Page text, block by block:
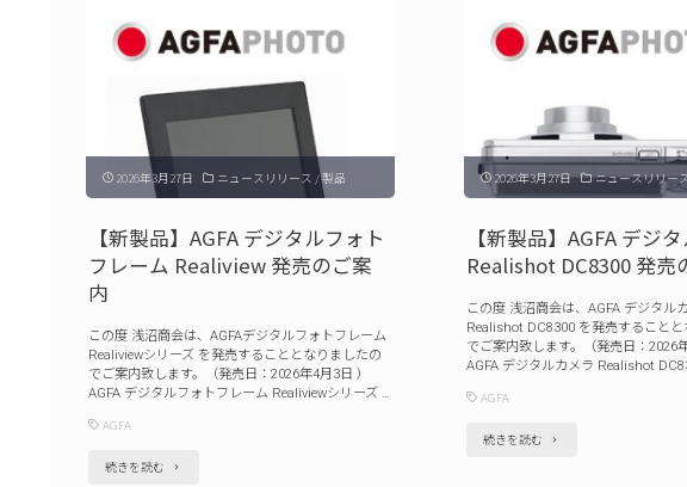
2026年3月27日 ニュースリリース /製品
【新製品】AGFA デジタルフォト
フレーム Realiview 発売のご案
内
この度 浅沼商会は、AGFAデジタルフォトフレーム
Realiviewシリーズ を発売することとなりましたの
でご案内致します。（発売日：2026年4月3日 ）
AGFA デジタルフォトフレーム Realiviewシリーズ …
AGFA
続きを読む "【新
2026年3月27日 ニュースリリー
【新製品】AGFA デジ
Realishot DC8300 発売
この度 浅沼商会は、AGFA デジタル
Realishot DC8300 を発売することと
でご案内致します。（発売日：2026
AGFA デジタルカメラ Realishot
AGFA
続きを読む "【新